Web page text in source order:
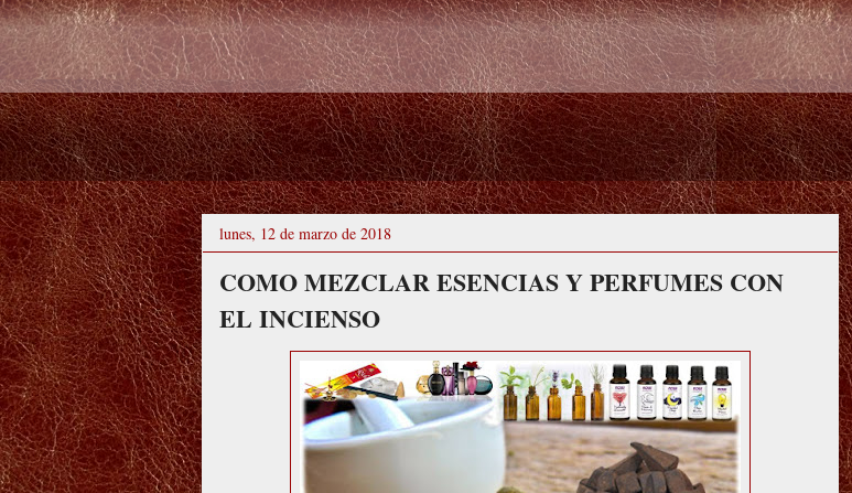
lunes, 12 de marzo de 2018
COMO MEZCLAR ESENCIAS Y PERFUMES CON
EL INCIENSO